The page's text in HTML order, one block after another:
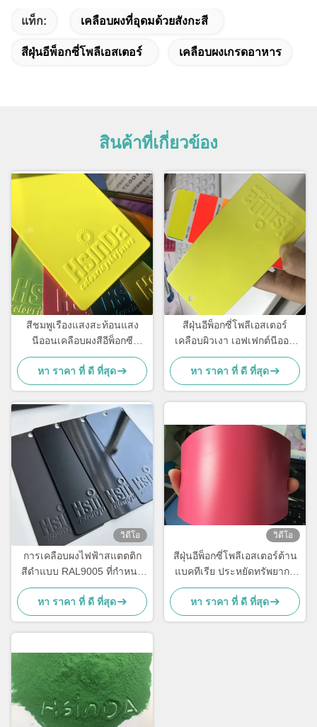
แท็ก: เคลือบผงที่อุดมด้วยสังกะสี
สีฝุ่นอีพ็อกซี่โพลีเอสเตอร์ เคลือบผงเกรดอาหาร
สินค้าที่เกี่ยวข้อง
สีชมพูเรืองแสงสะท้อนแสง
นีออนเคลือบผงสีอีพ็อกซี
โพลีเอสเตอร์แบบไฟฟ้าสถิต
หา ราคา ที่ ดี ที่สุด
สีฝุ่นอีพ็อกซี่โพลีเอสเตอร์
เคลือบผิวเงา เอฟเฟกต์นีออน
เรืองแสง
หา ราคา ที่ ดี ที่สุด
วิดีโอ
การเคลือบผงไฟฟ้าสแตตติก
สีดําแบบ RAL9005 ที่กําหนด
เอง ด้วยการเคลือบแบบแมทใส
และความแข็ง 180-200 °C
หา ราคา ที่ ดี ที่สุด
วิดีโอ
สีฝุ่นอีพ็อกซี่โพลีเอสเตอร์ต้าน
แบคทีเรีย ประหยัดทรัพยากร
ประสิทธิภาพสูงสำหรับ
ภายนอก
หา ราคา ที่ ดี ที่สุด